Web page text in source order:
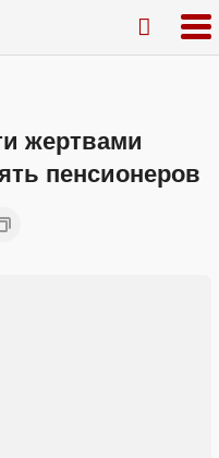
жертвами
пенсионеров